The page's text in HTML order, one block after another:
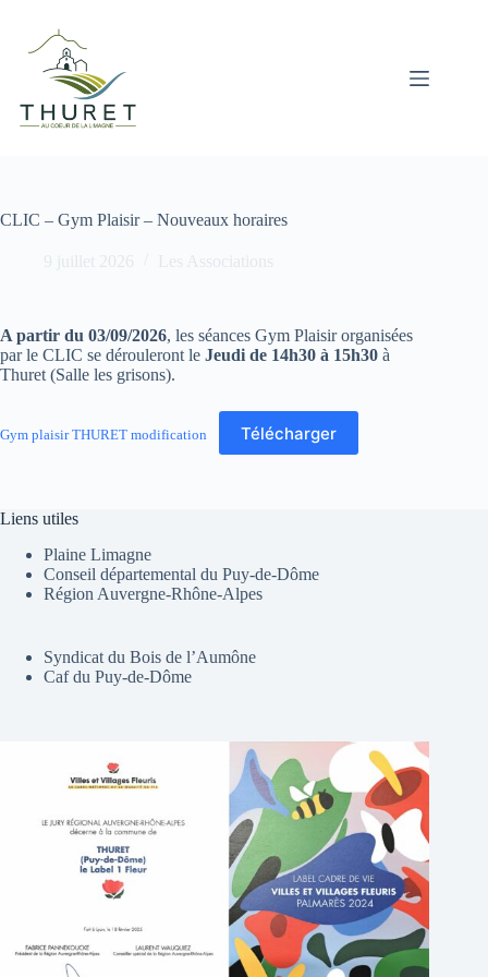
contenu
CLIC – Gym Plaisir – Nouveaux horaires
9 juillet 2026 Les Associations
A partir du 03/09/2026, les séances Gym Plaisir organisées
par le CLIC se dérouleront le Jeudi de 14h30 à 15h30 à
Thuret (Salle les grisons).
Gym plaisir THURET modification Télécharger
Liens utiles
Plaine Limagne
Conseil départemental du Puy-de-Dôme
Région Auvergne-Rhône-Alpes
Syndicat du Bois de l’Aumône
Caf du Puy-de-Dôme